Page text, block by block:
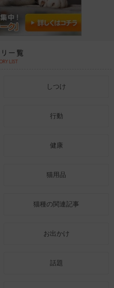
しつけ
行動
健康
猫用品
猫種の関連記事
お出かけ
話題